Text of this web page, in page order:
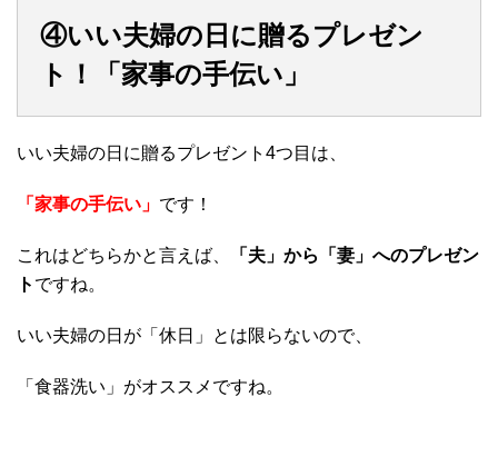
④いい夫婦の日に贈るプレゼン
ト！「家事の手伝い」
いい夫婦の日に贈るプレゼント4つ目は、
「家事の手伝い」 です！
これはどちらかと言えば、
「夫」から「妻」へのプレゼン
ト ですね。
いい夫婦の日が「休日」とは限らないので、
「食器洗い」がオススメですね。